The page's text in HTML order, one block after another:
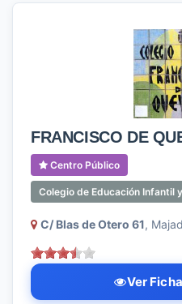
FRANCISCO DE
Centro Público
Colegio de Educación Infantil
C/ Blas de Otero 61,
Ver